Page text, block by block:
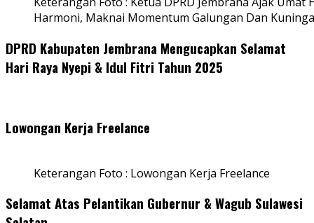
Harmoni, Maknai Momentum Galungan Dan
DPRD Kabupaten Jembrana Mengucapkan Selamat
Hari Raya Nyepi & Idul Fitri Tahun 2025
Lowongan Kerja Freelance
Keterangan Foto : Lowongan Kerja Freelance
Selamat Atas Pelantikan Gubernur & Wagub Sulawesi